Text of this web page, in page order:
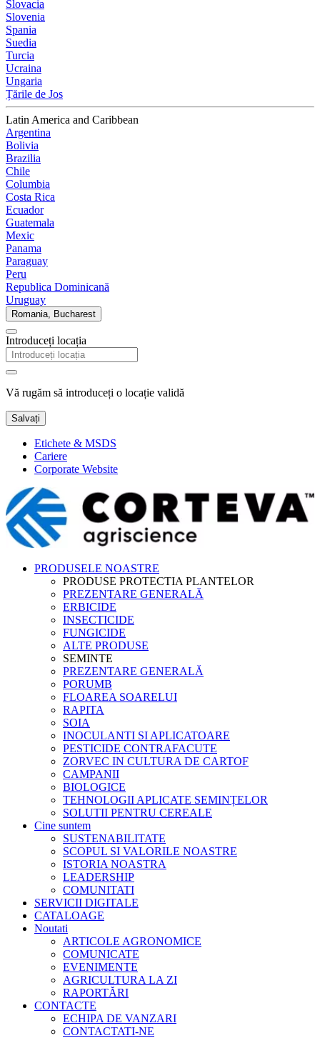
Slovacia
Slovenia
Spania
Suedia
Turcia
Ucraina
Ungaria
Țările de Jos
Latin America and Caribbean
Argentina
Bolivia
Brazilia
Chile
Columbia
Costa Rica
Ecuador
Guatemala
Mexic
Panama
Paraguay
Peru
Republica Dominicană
Uruguay
Romania, Bucharest
Introduceți locația
Vă rugăm să introduceți o locație validă
Salvați
Etichete & MSDS
Cariere
Corporate Website
PRODUSELE NOASTRE
PRODUSE PROTECTIA PLANTELOR
PREZENTARE GENERALĂ
ERBICIDE
INSECTICIDE
FUNGICIDE
ALTE PRODUSE
SEMINTE
PREZENTARE GENERALĂ
PORUMB
FLOAREA SOARELUI
RAPITA
SOIA
INOCULANTI SI APLICATOARE
PESTICIDE CONTRAFACUTE
ZORVEC IN CULTURA DE CARTOF
CAMPANII
BIOLOGICE
TEHNOLOGII APLICATE SEMINȚELOR
SOLUTII PENTRU CEREALE
Cine suntem
SUSTENABILITATE
SCOPUL SI VALORILE NOASTRE
ISTORIA NOASTRA
LEADERSHIP
COMUNITATI
SERVICII DIGITALE
CATALOAGE
Noutati
ARTICOLE AGRONOMICE
COMUNICATE
EVENIMENTE
AGRICULTURA LA ZI
RAPORTĂRI
CONTACTE
ECHIPA DE VANZARI
CONTACTATI-NE